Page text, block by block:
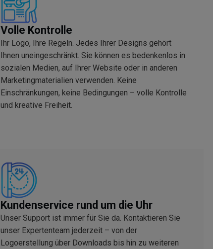
Volle Kontrolle
Ihr Logo, Ihre Regeln. Jedes Ihrer Designs gehört
Ihnen uneingeschränkt. Sie können es bedenkenlos in
sozialen Medien, auf Ihrer Website oder in anderen
Marketingmaterialien verwenden. Keine
Einschränkungen, keine Bedingungen – volle Kontrolle
und kreative Freiheit.
Kundenservice rund um die Uhr
Unser Support ist immer für Sie da. Kontaktieren Sie
unser Expertenteam jederzeit – von der
Logoerstellung über Downloads bis hin zu weiteren